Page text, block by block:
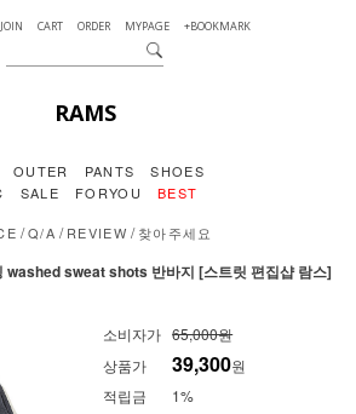
JOIN CART ORDER MYPAGE +BOOKMARK
RAMS
OUTER PANTS
SHOES
SALE FORYOU BEST
/Q/A /REVIEW /찾아주세요
washed sweat shots 반바지 [스트릿 편집샵 람스]
소비자가 65,000원
상품가
39,300원
적립금
1%